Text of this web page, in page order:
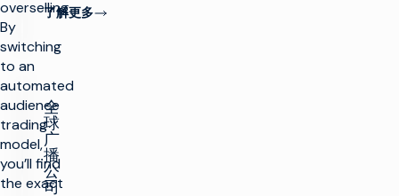
overselling.
By
switching
to an
automated
audience
trading
model,
you’ll find
the exact
了解更多
全
球
广
播
公
司